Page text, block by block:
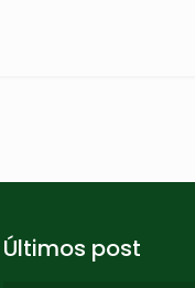
Últimos post